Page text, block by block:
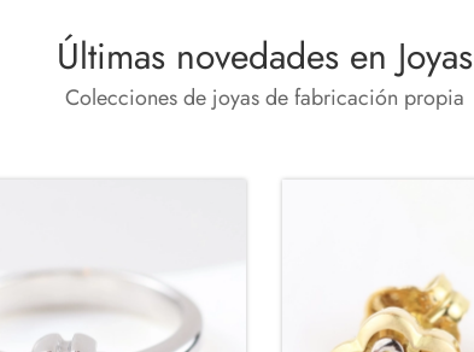
Últimas novedades en Joyas
Colecciones de joyas de fabricación propia